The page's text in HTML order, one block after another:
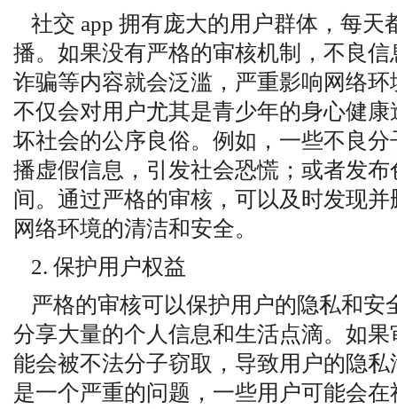
社交 app 拥有庞大的用户群体，每
播。如果没有严格的审核机制，不良
诈骗等内容就会泛滥，严重影响网络
不仅会对用户尤其是青少年的身心健
坏社会的公序良俗。例如，一些不良分
播虚假信息，引发社会恐慌；或者发
间。通过严格的审核，可以及时发现
网络环境的清洁和安全。
2. 保护用户权益
严格的审核可以保护用户的隐私和安
分享大量的个人信息和生活点滴。如
能会被不法分子窃取，导致用户的隐
是一个严重的问题，一些用户可能会在